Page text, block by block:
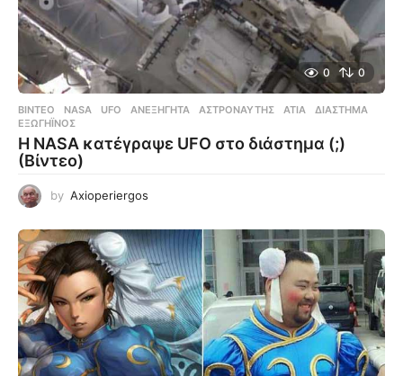
0 0
ΒΊΝΤΕΟ NASA ,UFO ,ΑΝΕΞΉΓΗΤΑ ,ΑΣΤΡΟΝΑΎΤΗΣ ,ΑΤΙΑ ,ΔΙΆΣΤΗΜΑ
ΕΞΩΓΉΙΝΟΣ
Η NASA κατέγραψε UFO στο διάστημα (;)
(Βίντεο)
by Axioperiergos